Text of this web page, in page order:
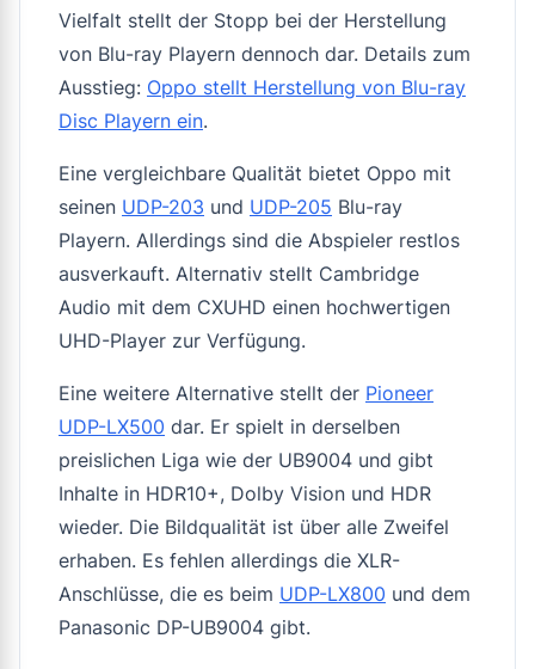
Vielfalt stellt der Stopp bei der Herstellung
von Blu-ray Playern dennoch dar. Details zum
Ausstieg: Oppo stellt Herstellung von Blu-ray
Disc Playern ein.
Eine vergleichbare Qualität bietet Oppo mit
seinen UDP-203 und UDP-205 Blu-ray
Playern. Allerdings sind die Abspieler restlos
ausverkauft. Alternativ stellt Cambridge
Audio mit dem CXUHD einen hochwertigen
UHD-Player zur Verfügung.
Eine weitere Alternative stellt der Pioneer
UDP-LX500 dar. Er spielt in derselben
preislichen Liga wie der UB9004 und gibt
Inhalte in HDR10+, Dolby Vision und HDR
wieder. Die Bildqualität ist über alle Zweifel
erhaben. Es fehlen allerdings die XLR-
Anschlüsse, die es beim UDP-LX800 und dem
Panasonic DP-UB9004 gibt.